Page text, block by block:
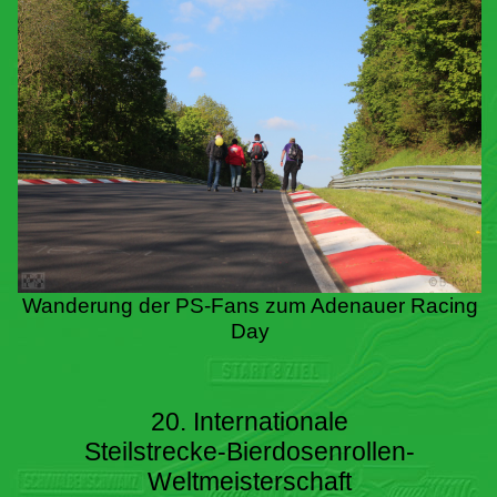
Wanderung der PS-Fans zum Adenauer Racing
Day
20. Internationale
Steilstrecke-Bierdosenrollen-
Weltmeisterschaft